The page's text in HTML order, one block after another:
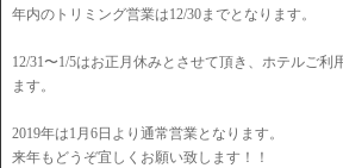
年内のトリミング営業は12/30までとなります。
12/31〜1/5はお正月休みとさせて頂き、ホテルご利
ます。
2019年は1月6日より通常営業となります。
来年もどうぞ宜しくお願い致します！！